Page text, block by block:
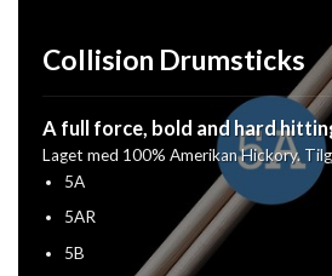
Collision Drumsticks
A full force, bold and hard
Laget med 100% Amerikan Hickory.
5A
5AR
5B